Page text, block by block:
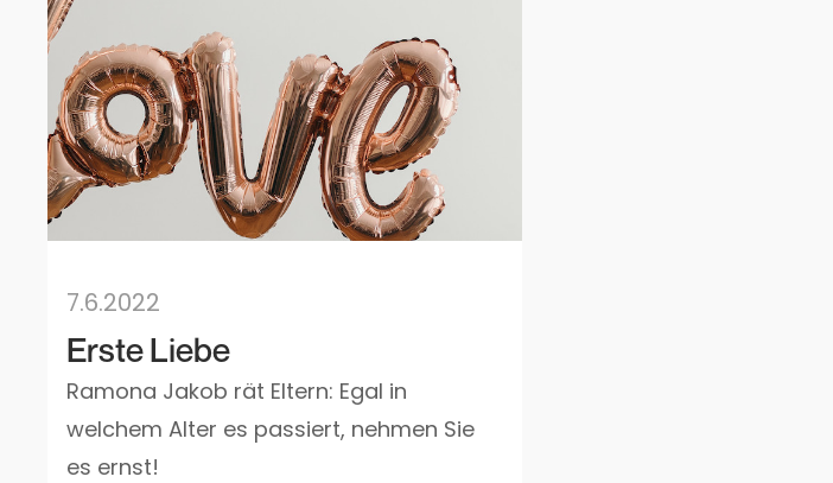
7.6.2022
Erste Liebe
Ramona Jakob rät Eltern: Egal in
welchem Alter es passiert, nehmen Sie
es ernst!‍